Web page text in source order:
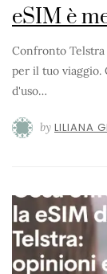
eSIM è
Confronto
per il tuo viaggio.
d'uso…
by LILIANA